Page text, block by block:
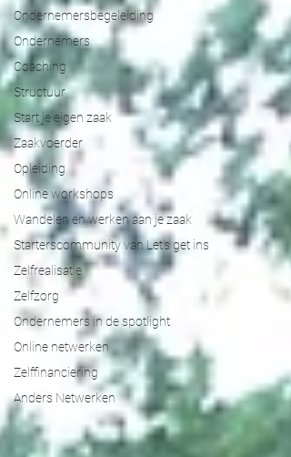
Ondernemersbegeleiding
Ondernemers
Coaching
Structuur
Start je eigen zaak
Zaakvoerder
Opleiding
Online workshops
Wandelen en werken aan je zaak
Starterscommunity van Let's get ins
Zelfrealisatie
Zelfzorg
Ondernemers in de spotlight
Online netwerken
Zelffinanciering
Anders Netwerken